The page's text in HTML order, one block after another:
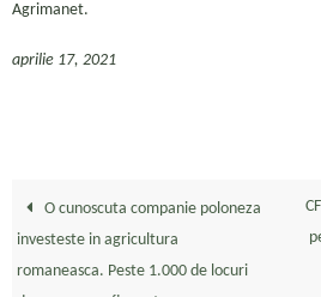
Agrimanet.
aprilie 17, 2021
O cunoscuta companie poloneza
investeste in agricultura
romaneasca. Peste 1.000 de locuri